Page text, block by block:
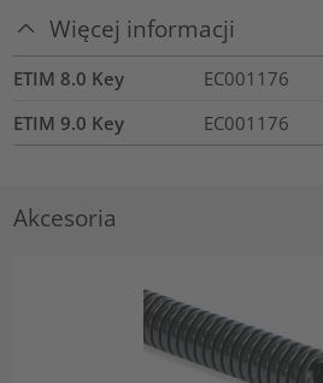
Więcej informacji
ETIM 8.0 Key
EC001176
ETIM 9.0 Key
EC001176
Akcesoria